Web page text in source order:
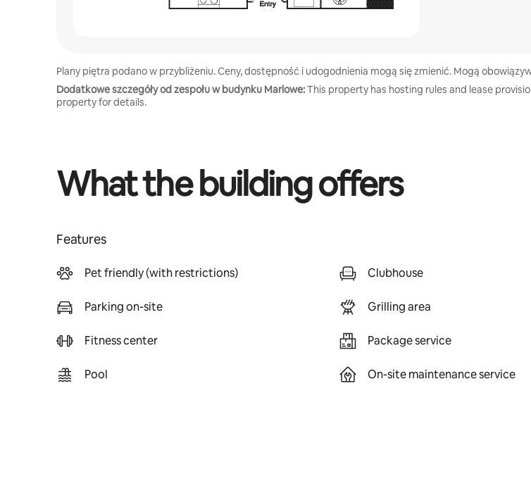
Plany piętra podano w przybliżeniu. Ceny, dostępność i udogodnienia mogą się zmienić. Mogą
Dodatkowe szczegóły od zespołu w budynku Marlowe:This property has hosting rules and lease
property for details.
What the building offers
Features
Pet friendly (with restrictions)
Parking on-site
Fitness center
Pool
Clubhouse
Grilling area
Package service
On-site maintenance service